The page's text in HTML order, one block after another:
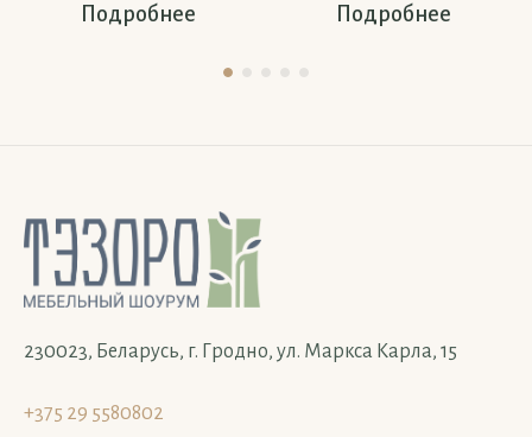
Подробнее
Подробнее
230023, Беларусь, г. Гродно, ул. Маркса Карла, 15
+375 29 5580802